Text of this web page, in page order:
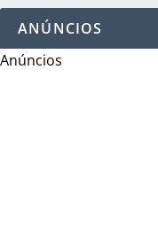
ANÚNCIOS
Anúncios